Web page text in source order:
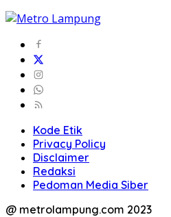
Kode Etik
Privacy Policy
Disclaimer
Redaksi
Pedoman Media Siber
@ metrolampung.com 2023